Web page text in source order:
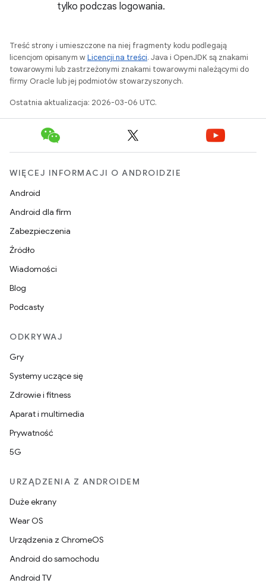
tylko podczas logowania.
Treść strony i umieszczone na niej fragmenty kodu podlegają
licencjom opisanym wLicencji na treści. Java i OpenJDK są znakami
towarowymi lub zastrzeżonymi znakami towarowymi należącymi do
firmy Oracle lub jej podmiotów stowarzyszonych.
Ostatnia aktualizacja: 2026-03-06 UTC.
WIĘCEJ INFORMACJI O ANDROIDZIE
Android
Android dla firm
Zabezpieczenia
Źródło
Wiadomości
Blog
Podcasty
ODKRYWAJ
Gry
Systemy uczące się
Zdrowie i fitness
Aparat i multimedia
Prywatność
5G
URZĄDZENIA Z ANDROIDEM
Duże ekrany
Wear OS
Urządzenia z ChromeOS
Android do samochodu
Android TV